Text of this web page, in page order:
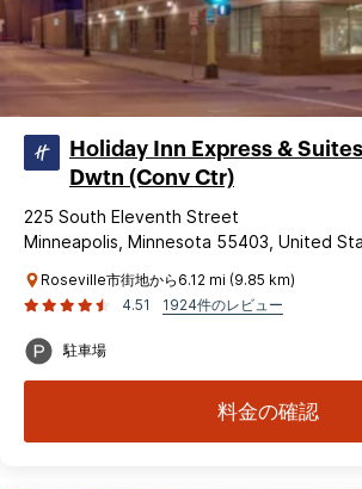
Holiday Inn Express &
Dwtn (Conv Ctr)
225 South Eleventh Street
Minneapolis, Minnesota 55403, United
Roseville市街地から6.12 mi (9.85 km)
4.51
1924件のレビュー
駐車場
料金の確認